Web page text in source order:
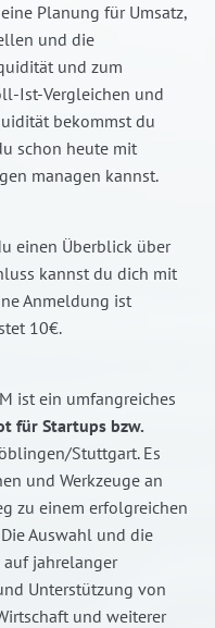
Planung für Umsatz,
und die
und zum
Ist-Vergleichen und
bekommst du
schon heute mit
managen kannst.
einen Überblick über
kannst du dich mit
Anmeldung ist
10€.
ist ein umfangreiches
für Startups bzw.
Stuttgart. Es
und Werkzeuge an
zu einem erfolgreichen
Auswahl und die
jahrelanger
Unterstützung von
und weiterer